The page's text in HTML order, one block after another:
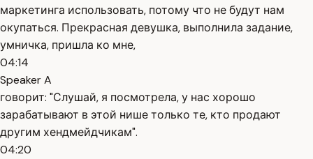
маркетинга использовать, потому что не будут нам
окупаться. Прекрасная девушка, выполнила задание,
умничка, пришла ко мне,
04:14
Speaker A
говорит: "Слушай, я посмотрела, у нас хорошо
зарабатывают в этой нише только те, кто продают
другим хендмейдчикам".
04:20